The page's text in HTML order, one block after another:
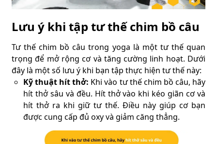
Lưu ý khi tập tư thế chim bồ câu
Tư thế chim bồ câu trong yoga là một tư thế quan
trọng để mở rộng cơ và tăng cường linh hoạt. Dưới
đây là một số lưu ý khi bạn tập thực hiện tư thế này:
Kỹ thuật hít thở: Khi vào tư thế chim bồ câu, hãy
hít thở sâu và đều. Hít thở vào khi kéo giãn cơ và
hít thở ra khi giữ tư thế. Điều này giúp cơ bạn
được cung cấp đủ oxy và giảm căng thẳng.